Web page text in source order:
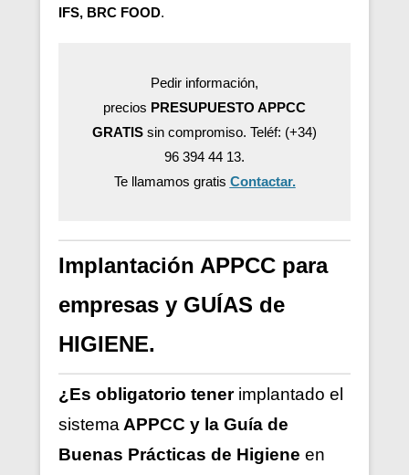
IFS, BRC FOOD.
Pedir información,
precios PRESUPUESTO APPCC
GRATIS sin compromiso. Teléf: (+34)
96 394 44 13.
Te llamamos gratis Contactar.
Implantación APPCC para
empresas y GUÍAS de
HIGIENE.
¿Es obligatorio tener implantado el
sistema APPCC y la Guía de
Buenas Prácticas de Higiene en